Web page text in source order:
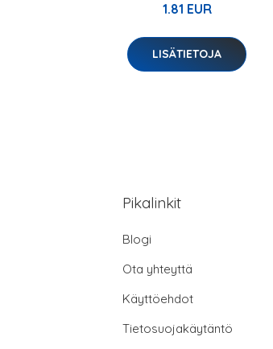
1.81 EUR
LISÄTIETOJA
Pikalinkit
Blogi
Ota yhteyttä
Käyttöehdot
Tietosuojakäytäntö